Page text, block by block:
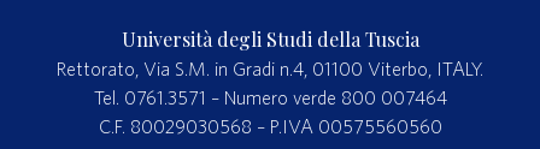
Università degli Studi della Tuscia
Rettorato, Via S.M. in Gradi n.4, 01100 Viterbo, ITALY.
Tel. 0761.3571 – Numero verde 800 007464
C.F. 80029030568 – P.IVA 00575560560